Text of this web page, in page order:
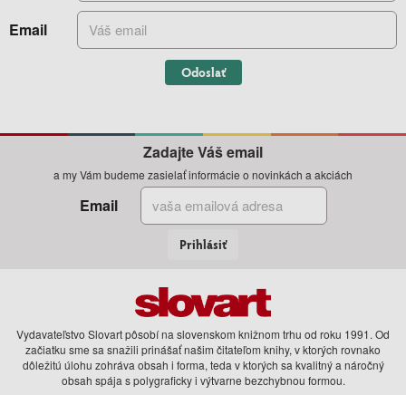
Email
Odoslať
Zadajte Váš email
a my Vám budeme zasielať informácie o novinkách a akciách
Email
Prihlásiť
Vydavateľstvo Slovart pôsobí na slovenskom knižnom trhu od roku 1991. Od
začiatku sme sa snažili prinášať našim čitateľom knihy, v ktorých rovnako
dôležitú úlohu zohráva obsah i forma, teda v ktorých sa kvalitný a náročný
obsah spája s polygraficky i výtvarne bezchybnou formou.